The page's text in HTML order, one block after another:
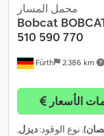
Fürth 2.386 km
محمل المسار
Bobcat
510 590 770
الأسعار
, نوع الوقود:ديزل,